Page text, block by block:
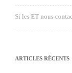
Si les ET nous
ARTICLES RÉCENTS